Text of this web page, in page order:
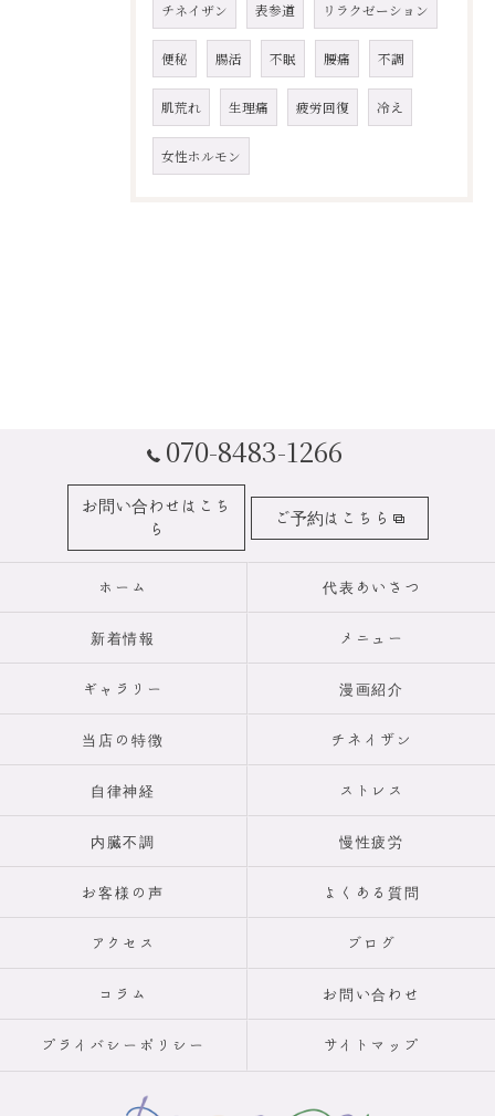
チネイザン 表参道 リラクゼーション
便秘 腸活 不眠 腰痛 不調
肌荒れ 生理痛 疲労回復 冷え
女性ホルモン
070-8483-1266
お問い合わせはこち
ら
ご予約はこちら
ホーム 代表あいさつ
新着情報 メニュー
ギャラリー 漫画紹介
当店の特徴 チネイザン
自律神経 ストレス
内臓不調 慢性疲労
お客様の声 よくある質問
アクセス ブログ
コラム お問い合わせ
プライバシーポリシー サイトマップ